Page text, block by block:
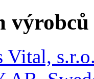
výrobců
Vital,